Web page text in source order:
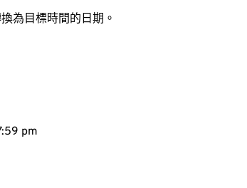
為目標時間的日期。
pm